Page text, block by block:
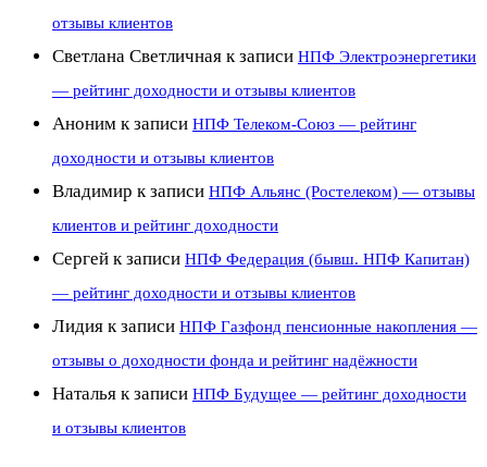
отзывы клиентов
Светлана Светличная к записи НПФ Электроэнергетики
— рейтинг доходности и отзывы клиентов
Аноним к записи НПФ Телеком-Союз — рейтинг
доходности и отзывы клиентов
Владимир к записи НПФ Альянс (Ростелеком) — отзывы
клиентов и рейтинг доходности
Сергей к записи НПФ Федерация (бывш. НПФ Капитан)
— рейтинг доходности и отзывы клиентов
Лидия к записи НПФ Газфонд пенсионные накопления —
отзывы о доходности фонда и рейтинг надёжности
Наталья к записи НПФ Будущее — рейтинг доходности
и отзывы клиентов